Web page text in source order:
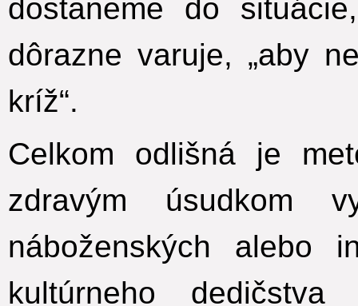
dostaneme do
dôrazne varuje, „aby
kríž“.
Celkom odlišná je
zdravým úsudkom
náboženských alebo
kultúrneho dedičstva